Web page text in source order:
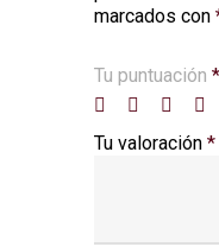
marcados con
Tu puntuación *
Tu valoración *